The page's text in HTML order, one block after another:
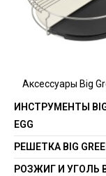
Аксессуары Big
ИНСТРУМЕНТЫ BIG
EGG
РЕШЕТКА BIG
РОЗЖИГ И УГОЛЬ